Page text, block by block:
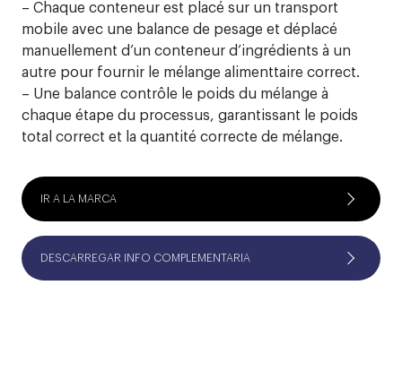
– Chaque conteneur est placé sur un transport
mobile avec une balance de pesage et déplacé
manuellement d’un conteneur d’ingrédients à un
autre pour fournir le mélange alimenttaire correct.
– Une balance contrôle le poids du mélange à
chaque étape du processus, garantissant le poids
total correct et la quantité correcte de mélange.
IR A LA MARCA
DESCARREGAR INFO COMPLEMENTARIA